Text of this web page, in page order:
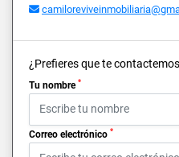
¿Prefieres que te
Tu nombre *
Correo electrónico *